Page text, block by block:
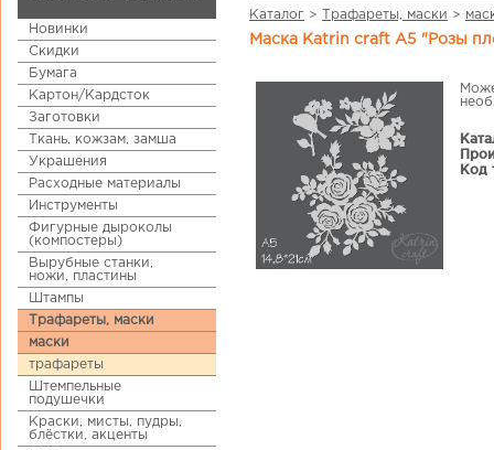
Новинки
Скидки
Бумага
Картон/Кардсток
Заготовки
Ткань, кожзам, замша
Украшения
Расходные материалы
Инструменты
Фигурные дыроколы
(компостеры)
Вырубные станки,
ножи, пластины
Штампы
Трафареты, маски
маски
трафареты
Штемпельные
подушечки
Краски, мисты, пудры,
блёстки, акценты
Каталог > Трафареты, маски >
Маска Katrin craft А5 "Розы
Код